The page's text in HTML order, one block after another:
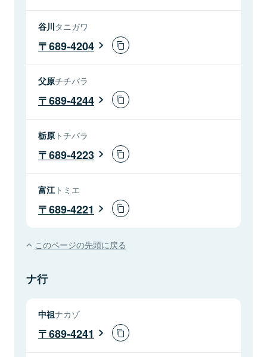
谷川タニガワ
689-4204
父原チチバラ
689-4244
栃原 トチバラ
689-4223
富江 トミエ
689-4221
このページの先頭に戻る
ナ行
中祖ナカゾ
689-4241